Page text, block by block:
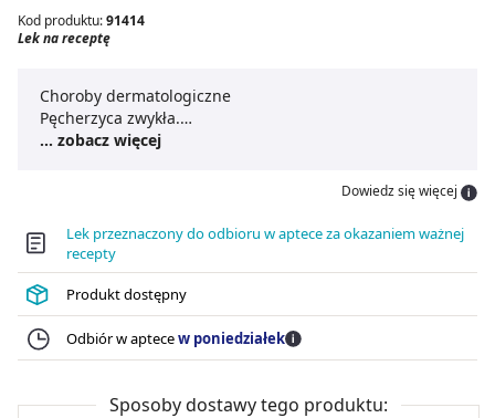
Kod produktu:91414
Lek na receptę
Choroby dermatologiczne
Pęcherzyca zwykła.
Choroby hematologiczne
Idiopatyczna plamica małopłytkowa u dorosłych.
Choroby onkologiczne
Przerzutowy ucisk rdzenia kręgowego.
Profilaktyka i leczenie wymiotów wywołanych przez
środkami przeciwwymiotnymi.
... zobacz więcej
Dowiedz się więcej
Lek przeznaczony do odbioru w aptece za okazaniem ważnej
recepty
Produkt dostępny
Odbiór w aptecew poniedziałek
Sposoby dostawy tego produktu: